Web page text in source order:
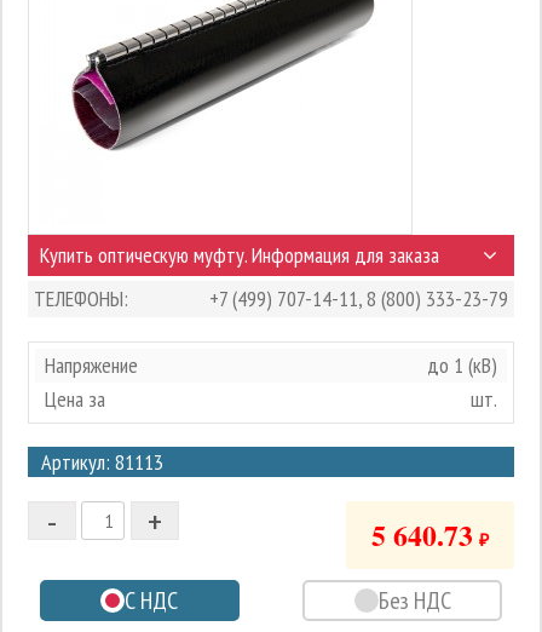
Купить оптическую муфту. Информация для заказа
ТЕЛЕФОНЫ:
+7 (499) 707-14-11,8 (800) 333-23-79
Напряжение
до 1 (кВ)
Цена за
шт.
Артикул: 81113
3
2
1
-1
+
- 5 640.73 ₽
С НДС Без НДС